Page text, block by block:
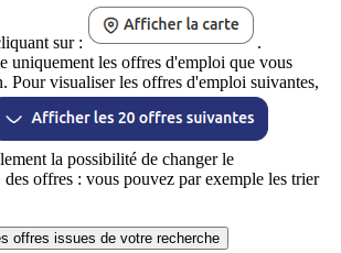
sur :
.
uniquement les offres d'emploi que vous
Pour visualiser les offres d'emploi suivantes,
la possibilité de changer le
des offres : vous pouvez par exemple les trier
offres issues de votre recherche